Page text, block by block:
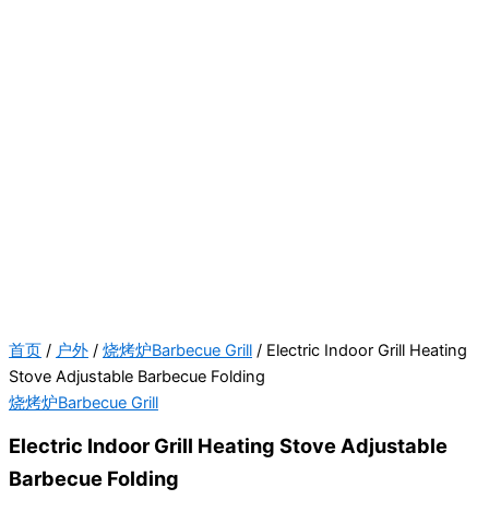
首页 / 户外 / 烧烤炉Barbecue Grill / Electric Indoor Grill Heating
Stove Adjustable Barbecue Folding
烧烤炉Barbecue Grill
Electric Indoor Grill Heating Stove Adjustable
Barbecue Folding